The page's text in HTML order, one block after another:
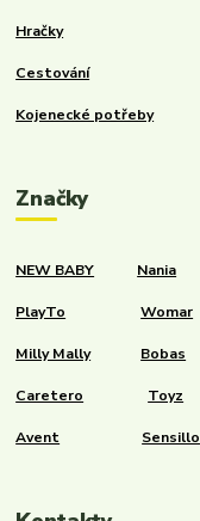
Hračky
Cestování
Kojenecké potřeby
Značky
NEW BABY Nania
PlayTo Womar
Milly Mally Bobas
Caretero Toyz
Avent Sensillo